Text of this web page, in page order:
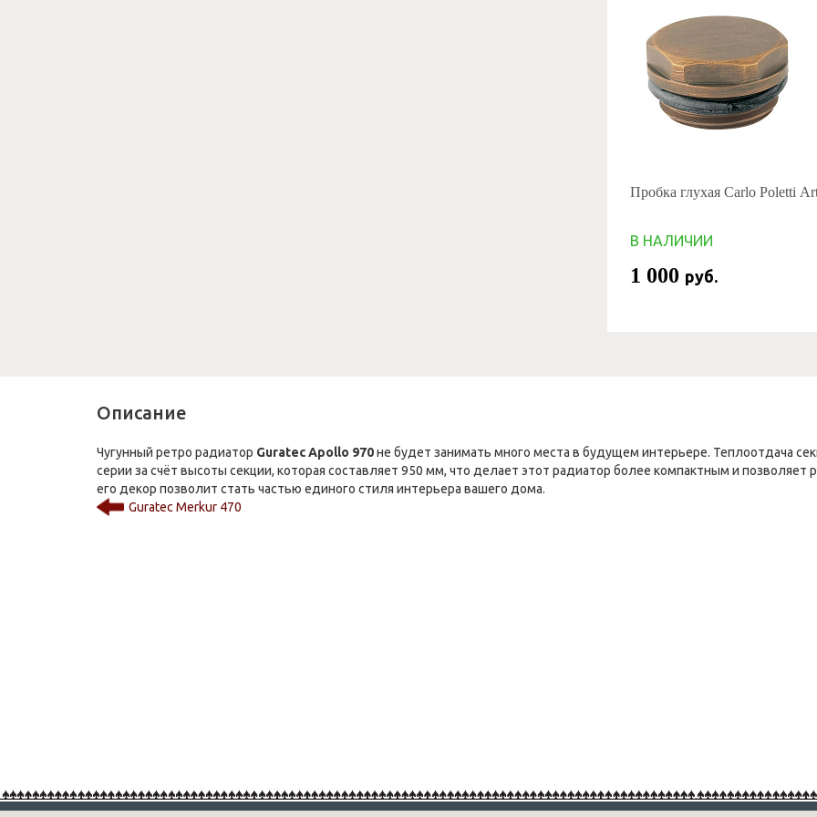
Пробка глухая Carlo Poletti
В НАЛИЧИИ
1 000 руб.
Описание
Чугунный ретро радиатор Guratec Apollo 970не будет занимать много места в будущем интерьере. Теплоотдача
серии за счёт высоты секции, которая составляет 950 мм, что делает этот радиатор более компактным и
его декор позволит стать частью единого стиля интерьера вашего дома.
Guratec Merkur 470